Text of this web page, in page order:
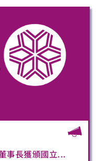
事長獲頒國立...